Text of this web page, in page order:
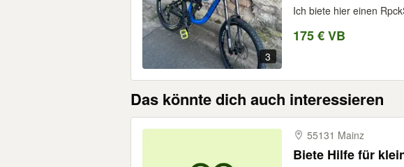
3
Ich biete hier einen
175 € VB
Das könnte dich auch interessieren
55131 Mainz
Biete Hilfe für